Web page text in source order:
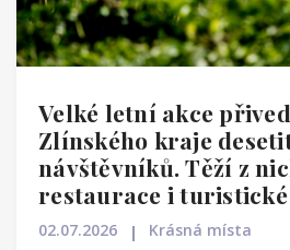
Velké letní akce
Zlínského kraje
návštěvníků. Těží z
restaurace i
02.07.2026 Krásná místa